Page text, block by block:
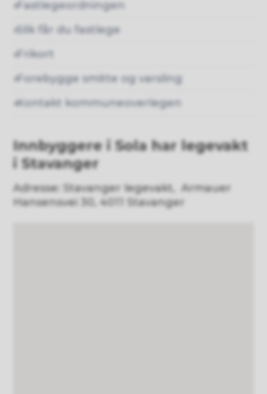
Fastlegeordningen
Slik får du fastlege
Frikort
Forebygge smitte og varsling
Kontakt kommuneoverlegen
Innbyggere i Sola har legevakt
i Stavanger
Adresse: Stavanger legevakt, Armauer
Hansensvei 30, 4011 Stavanger